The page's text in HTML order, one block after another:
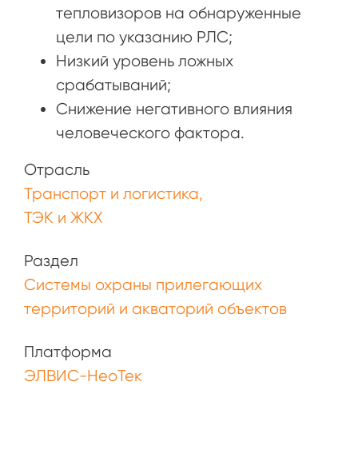
тепловизоров на обнаруженные
цели по указанию РЛС;
Низкий уровень ложных
срабатываний;
Снижение негативного влияния
человеческого фактора.
Отрасль
Транспорт и логистика
ТЭК и ЖКХ
Раздел
Системы охраны прилегающих
территорий и акваторий объектов
Платформа
ЭЛВИС-НеоТек